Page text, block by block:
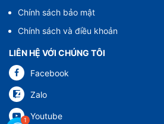
Chính sách bảo mật
Chính sách và điều khoản
LIÊN HỆ VỚI CHÚNG TÔI
Facebook
Zalo
Youtube